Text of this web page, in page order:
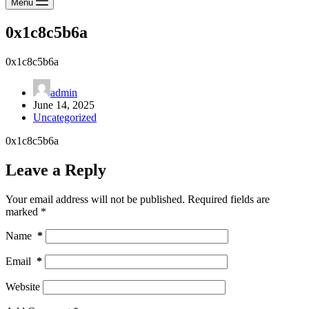
Menu
0x1c8c5b6a
0x1c8c5b6a
admin
June 14, 2025
Uncategorized
0x1c8c5b6a
Leave a Reply
Your email address will not be published. Required fields are
marked *
Name *
Email *
Website